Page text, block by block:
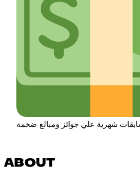
شهرية علي جوائز ومبالغ ضخمة
ABOUT